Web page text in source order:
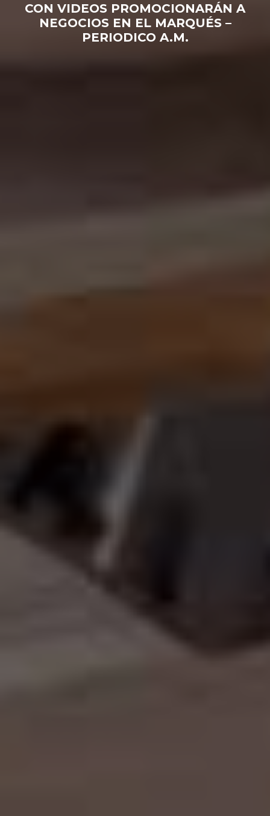
CON VIDEOS PROMOCIONARÁN A
NEGOCIOS EN EL MARQUÉS –
PERIODICO A.M.